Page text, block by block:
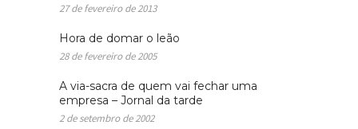
27 de fevereiro de 2013
Hora de domar o leão
28 de fevereiro de 2005
A via-sacra de quem vai fechar uma
empresa – Jornal da tarde
2 de setembro de 2002